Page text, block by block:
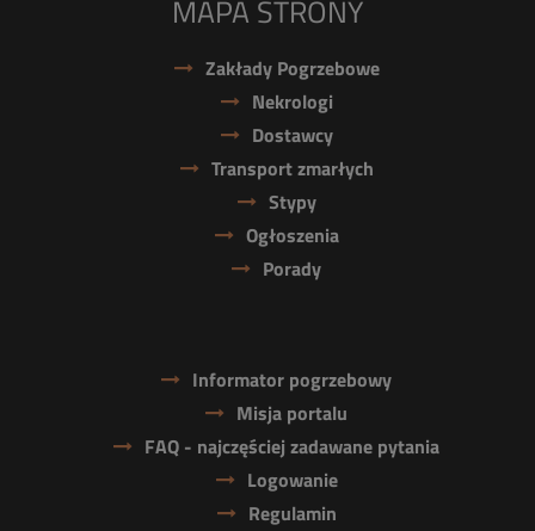
MAPA STRONY
Zakłady Pogrzebowe
Nekrologi
Dostawcy
Transport zmarłych
Stypy
Ogłoszenia
Porady
Informator pogrzebowy
Misja portalu
FAQ - najczęściej zadawane pytania
Logowanie
Regulamin